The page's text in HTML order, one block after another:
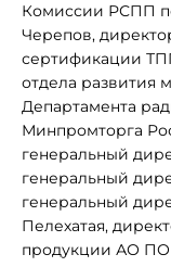
Комиссии РСПП
Черепов,
сертификации
отдела развития
Департамента
Минпромторга
генеральный
генеральный
генеральный
Пелехатая,
продукции АО